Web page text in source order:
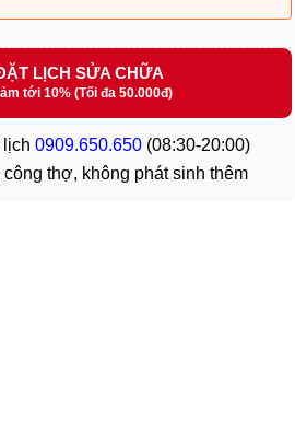
LỊCH SỬA CHỮA
tới 10% (Tối đa 50.000đ)
lịch0909.650.650 (08:30-20:00)
công thợ, không phát sinh thêm